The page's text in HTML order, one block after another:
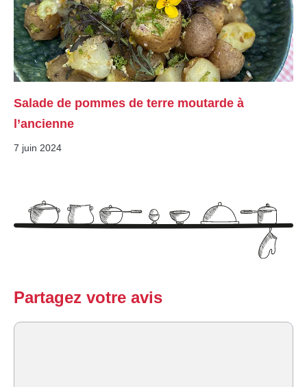
Salade de pommes de terre moutarde à
l’ancienne
7 juin 2024
Partagez votre avis
Commentaire